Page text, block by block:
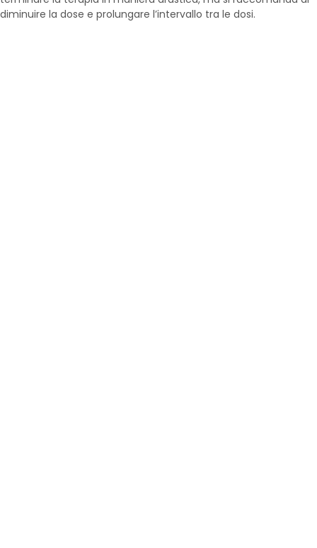
diminuire la dose e prolungare l’intervallo tra le dosi.